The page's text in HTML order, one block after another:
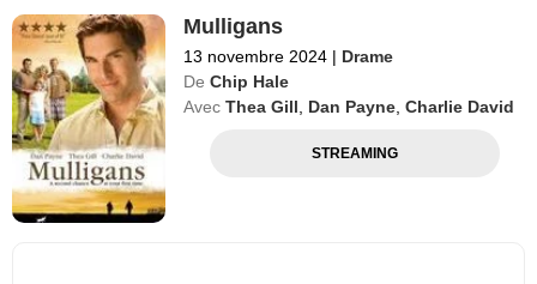
Mulligans
13 novembre 2024 | Drame
De Chip Hale
Avec Thea Gill Dan Payne ,Charlie David
STREAMING